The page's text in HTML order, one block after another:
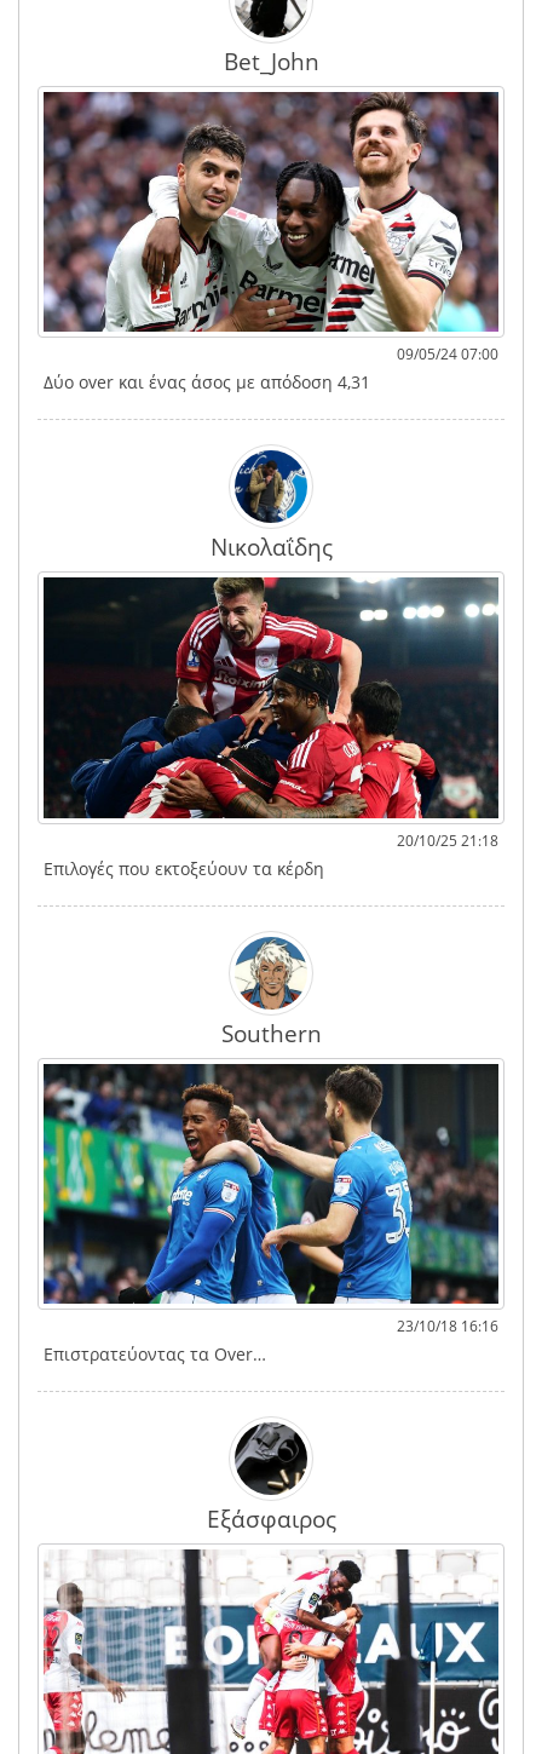
Bet_John
09/05/24 07:00
Δύο over και ένας άσος με απόδοση 4,31
Νικολαΐδης
20/10/25 21:18
Επιλογές που εκτοξεύουν τα κέρδη
Southern
23/10/18 16:16
Επιστρατεύοντας τα Over…
Εξάσφαιρος